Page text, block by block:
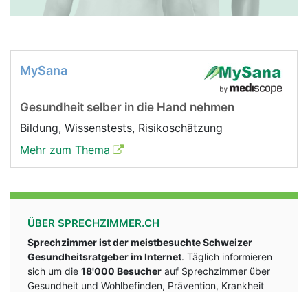
MySana
Gesundheit selber in die Hand nehmen
Bildung, Wissenstests, Risikoschätzung
Mehr zum Thema
ÜBER SPRECHZIMMER.CH
Sprechzimmer ist der meistbesuchte Schweizer
Gesundheitsratgeber im Internet. Täglich informieren
sich um die 18'000 Besucher auf Sprechzimmer über
Gesundheit und Wohlbefinden, Prävention, Krankheit